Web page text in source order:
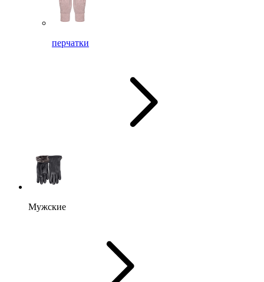
перчатки
Мужские